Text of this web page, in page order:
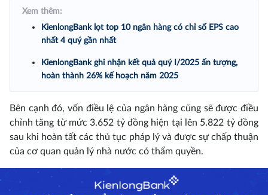
Xem thêm:
KienlongBank lọt top 10 ngân hàng có chỉ số EPS cao
nhất 4 quý gần nhất
KienlongBank ghi nhận kết quả quý I/2025 ấn tượng,
hoàn thành 26% kế hoạch năm 2025
Bên cạnh đó, vốn điều lệ của ngân hàng cũng sẽ được điều
chỉnh tăng từ mức 3.652 tỷ đồng hiện tại lên 5.822 tỷ đồng
sau khi hoàn tất các thủ tục pháp lý và được sự chấp thuận
của cơ quan quản lý nhà nước có thẩm quyền.